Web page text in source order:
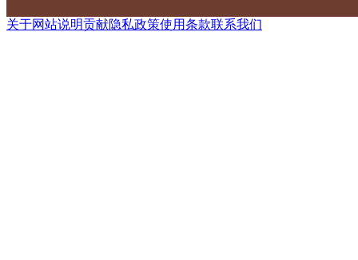
关于网站说明贡献隐私政策使用条款联系我们